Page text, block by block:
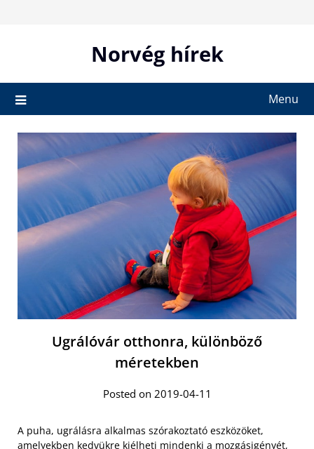
Norvég hírek
Menu
Ugrálóvár otthonra, különböző
méretekben
Posted on 2019-04-11
A puha, ugrálásra alkalmas szórakoztató eszközöket,
amelyekben kedvükre kiélheti mindenki a mozgásigényét,